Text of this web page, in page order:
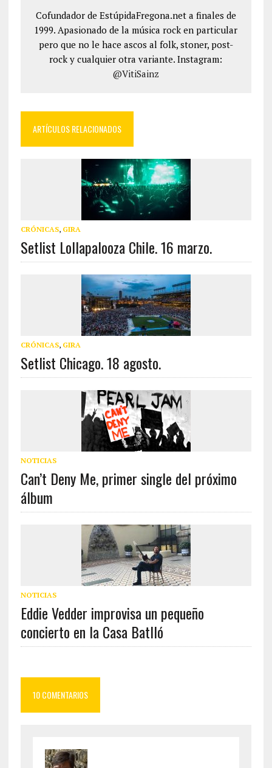
Cofundador de EstúpidaFregona.net a finales de
1999. Apasionado de la música rock en particular
pero que no le hace ascos al folk, stoner, post-
rock y cualquier otra variante. Instagram:
@VitiSainz
ARTÍCULOS RELACIONADOS
CRÓNICAS, GIRA
Setlist Lollapalooza Chile. 16 marzo.
CRÓNICAS, GIRA
Setlist Chicago. 18 agosto.
NOTICIAS
Can’t Deny Me, primer single del próximo
álbum
NOTICIAS
Eddie Vedder improvisa un pequeño
concierto en la Casa Batlló
10 COMENTARIOS